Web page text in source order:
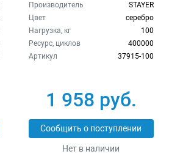
Производитель
STAYER
Цвет
серебро
Нагрузка, кг
100
Ресурс, циклов
400000
Артикул
37915-100
1 958 руб.
Сообщить о поступлении
Нет в наличии